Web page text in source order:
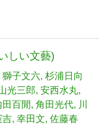
しい文藝)
獅子文六 杉浦日向
光三郎 安西水丸
田百閒 角田光代
川
吉 幸田文 佐藤春